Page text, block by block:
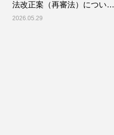
法改正案（再審法）につい…
2026.05.29